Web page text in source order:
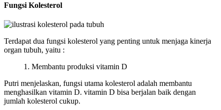
Fungsi Kolesterol
Terdapat dua fungsi kolesterol yang penting untuk menjaga kinerja
organ tubuh, yaitu :
1. Membantu produksi vitamin D
Putri menjelaskan, fungsi utama kolesterol adalah membantu
menghasilkan vitamin D. vitamin D bisa berjalan baik dengan
jumlah kolesterol cukup.